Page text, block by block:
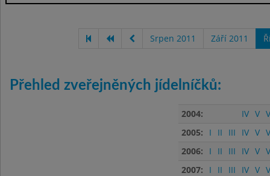
Srpen 2011 Září 2011
Přehled zveřejněných jídelníčků:
2004: IV V
2005:
I II III IV V
2006:
I II III IV V
2007:
I II III IV V